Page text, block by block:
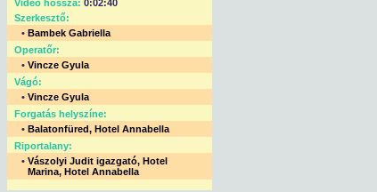
Videó hossza: 0:02:40
Szerkesztő:
• Bambek Gabriella
Operatőr:
• Vincze Gyula
Vágó:
• Vincze Gyula
Forgatás helyszíne:
• Balatonfüred, Hotel Annabella
Riportalany:
• Vászolyi Judit igazgató, Hotel
Marina, Hotel Annabella